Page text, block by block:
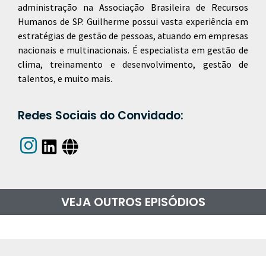
administração na Associação Brasileira de Recursos
Humanos de SP. Guilherme possui vasta experiência em
estratégias de gestão de pessoas, atuando em empresas
nacionais e multinacionais. É especialista em gestão de
clima, treinamento e desenvolvimento, gestão de
talentos, e muito mais.
Redes Sociais do Convidado:
VEJA OUTROS EPISÓDIOS